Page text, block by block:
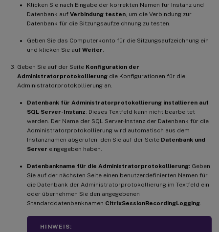
Klicken Sie nach Eingabe der korrekten Namen für Instanz und
Datenbank auf Verbindung testen , um die Verbindung zur
Datenbank für die Sitzungsaufzeichnung zu testen.
Geben Sie das Computerkonto für die Sitzungsaufzeichnung ein
und klicken Sie auf Weiter
Geben Sie auf der Seite Konfiguration der
Administratorprotokollierung die Konfigurationen für die
Administratorprotokollierung an.
Datenbank für Administratorprotokollierung installieren auf
SQL Server-Instanz: Dieses Textfeld kann nicht bearbeitet
werden. Der Name der SQL Server-Instanz der Datenbank für die
Administratorprotokollierung wird automatisch aus dem
Instanznamen abgerufen, den Sie auf der Seite Datenbank und
Server eingegeben haben.
Datenbankname für die Administratorprotokollierung: Geben
Sie auf der nächsten Seite einen benutzerdefinierten Namen für
die Datenbank der Administratorprotokollierung im Textfeld ein
oder übernehmen Sie den angegebenen
Standarddatenbanknamen CitrixSessionRecordingLogging
HINWEIS: